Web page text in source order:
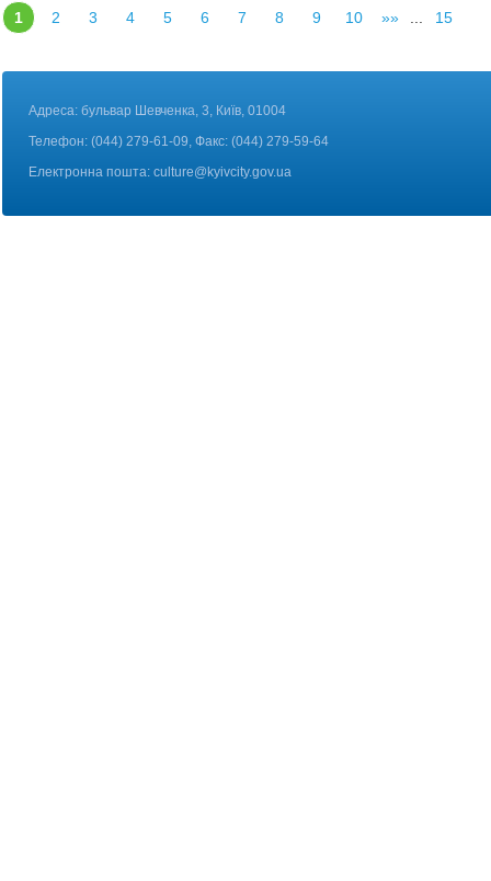
1 2 3 4 5 6 7 8 9 10 »» 15
Адреса: бульвар Шевченка, 3, Київ, 01004
Телефон: (044) 279-61-09, Факс: (044) 279-59-64
Електронна пошта: culture@kyivcity.gov.ua